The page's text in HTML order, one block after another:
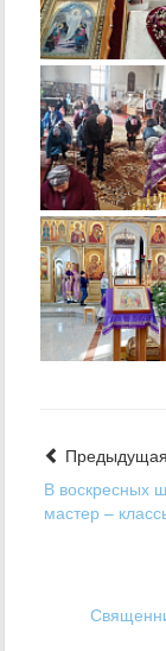
В воскресных
мастер –